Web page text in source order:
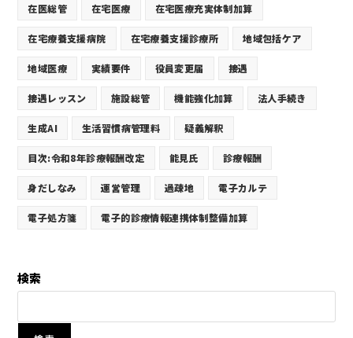
在医総管 在宅医療 在宅医療充実体制加算
在宅療養支援病院 在宅療養支援診療所 地域包括ケア
地域医療 実績要件 役員変更届 接遇
接遇レッスン 施設総管 機能強化加算 法人手続き
生成AI 生活習慣病管理料 疑義解釈
目次:令和8年診療報酬改定 能見氏 診療報酬
身だしなみ 運営管理 過疎地 電子カルテ
電子処方箋 電子的診療情報連携体制整備加算
検索